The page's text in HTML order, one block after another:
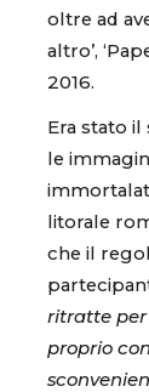
oltre ad
altro’,
2016.
Era stato
le
litorale
che il
ritratte per
proprio